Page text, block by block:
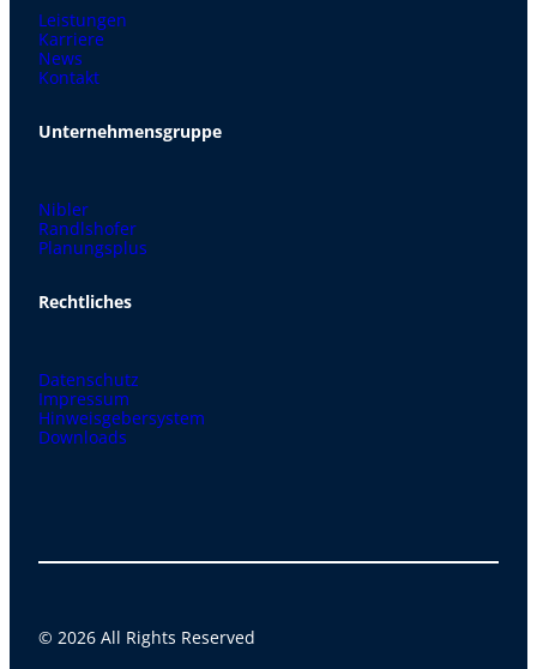
Leistungen
Karriere
News
Kontakt
Unternehmensgruppe
Nibler
Randlshofer
Planungsplus
Rechtliches
Datenschutz
Impressum
Hinweisgebersystem
Downloads
© 2026 All Rights Reserved